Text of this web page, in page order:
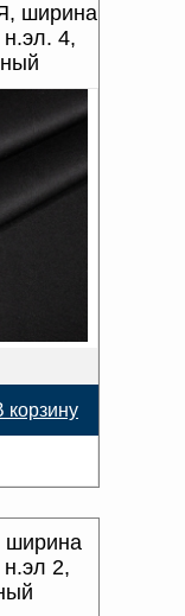
ширина
4,
корзину
ширина
2,